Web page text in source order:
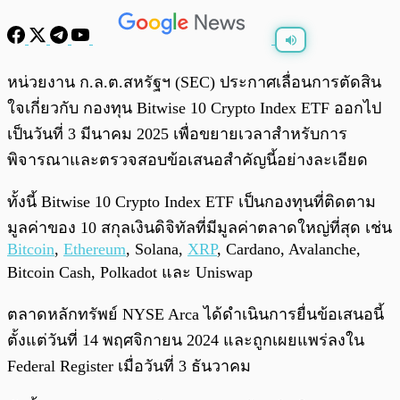
0:00
หน่วยงาน ก.ล.ต.สหรัฐฯ (SEC) ประกาศเลื่อนการตัดสิน
ใจเกี่ยวกับ กองทุน Bitwise 10 Crypto Index ETF ออกไป
เป็นวันที่ 3 มีนาคม 2025 เพื่อขยายเวลาสำหรับการ
พิจารณาและตรวจสอบข้อเสนอสำคัญนี้อย่างละเอียด
ทั้งนี้ Bitwise 10 Crypto Index ETF เป็นกองทุนที่ติดตาม
มูลค่าของ 10 สกุลเงินดิจิทัลที่มีมูลค่าตลาดใหญ่ที่สุด เช่น
Bitcoin, Ethereum, Solana, XRP, Cardano, Avalanche,
Bitcoin Cash, Polkadot และ Uniswap
ตลาดหลักทรัพย์ NYSE Arca ได้ดำเนินการยื่นข้อเสนอนี้
ตั้งแต่วันที่ 14 พฤศจิกายน 2024 และถูกเผยแพร่ลงใน
Federal Register เมื่อวันที่ 3 ธันวาคม